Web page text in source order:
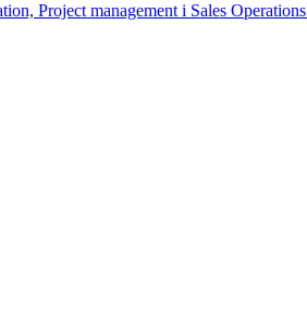
Project management і Sales Operations